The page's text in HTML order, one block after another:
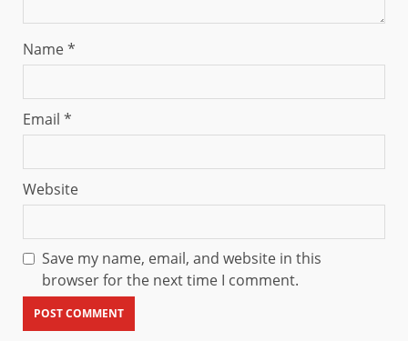
Name*
Email *
Website
Save my name, email, and website in this
browser for the next time I comment.